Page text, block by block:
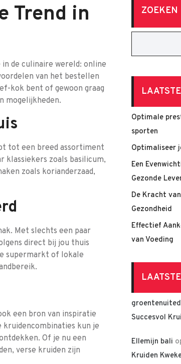
Trend in
de culinaire wereld: online
van het bestellen
kok bent of gewoon graag
mogelijkheden.
tot een breed assortiment
klassiekers zoals basilicum,
zoals korianderzaad,
Met slechts een paar
direct bij jou thuis
supermarkt of lokale
een bron van inspiratie
kun je
Of je nu een
verse kruiden zijn
ZOEKEN
Optimale
sporten
Optimaliseer
Een
Gezonde
De Kracht
Gezondheid
Effectief
van Voeding
Succesvol
Ellemijn bali
Kruiden